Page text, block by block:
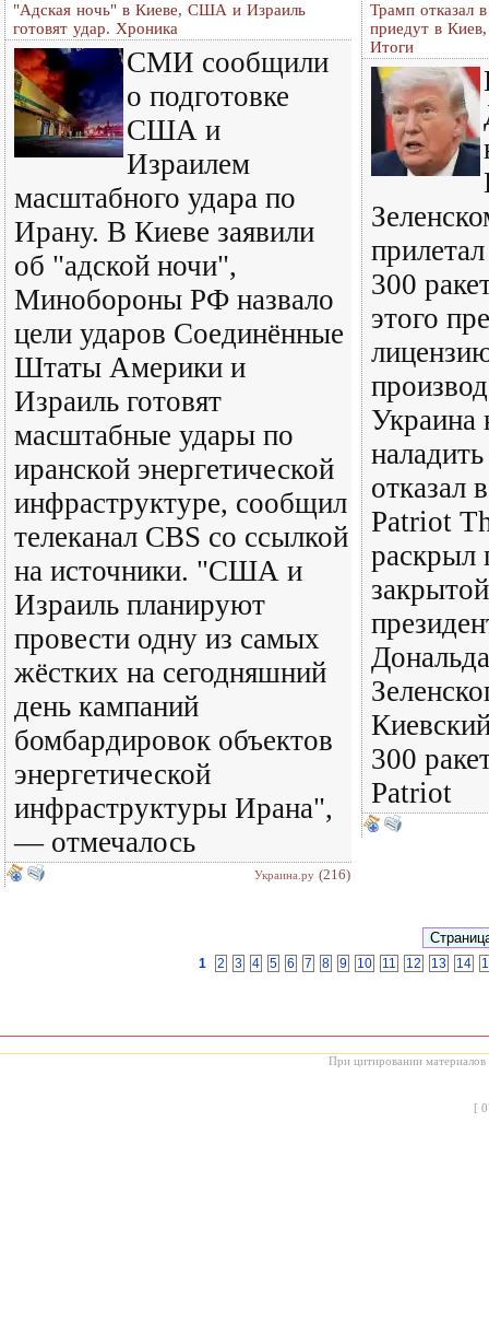
"Адская ночь" в Киеве, США и Израиль
готовят удар. Хроника
СМИ сообщили
о подготовке
США и
Израилем
масштабного удара по
Ирану. В Киеве заявили
об "адской ночи",
Минобороны РФ назвало
цели ударов Соединённые
Штаты Америки и
Израиль готовят
масштабные удары по
иранской энергетической
инфраструктуре, сообщил
телеканал CBS со ссылкой
на источники. "США и
Израиль планируют
провести одну из самых
жёстких на сегодняшний
день кампаний
бомбардировок объектов
энергетической
инфраструктуры Ирана",
— отмечалось
Украина.ру (216)
Трамп отказал
приедут в
Итоги
300
этого
Украина
отказал
Patriot
раскрыл
300
Patriot
1 2 3 4 5 6 7 8 9 10 11 12 13 14
При цитировании материалов
[